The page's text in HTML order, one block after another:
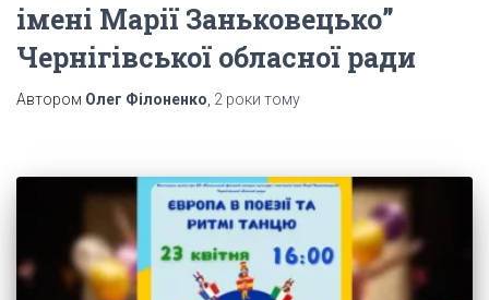
імені Марії Заньковецько”
Чернігівської обласної ради
Автором Олег Філоненко 2 роки тому